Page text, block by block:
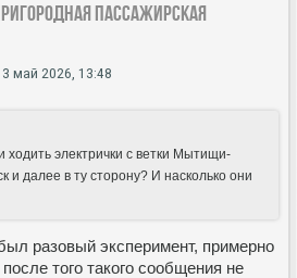
пассажирская
май 2026, 13:48
ходить электрички с ветки Мытищи-
и далее в ту сторону? И насколько они
разовый эксперимент, примерно
того такого сообщения не